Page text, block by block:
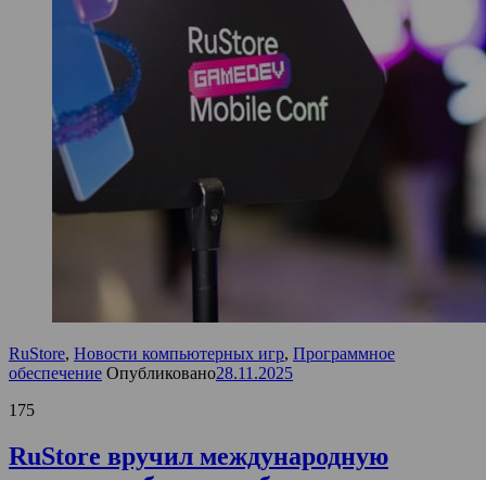
RuStore, Новости компьютерных игр, Программное
обеспечение Опубликовано28.11.2025
175
RuStore вручил международную